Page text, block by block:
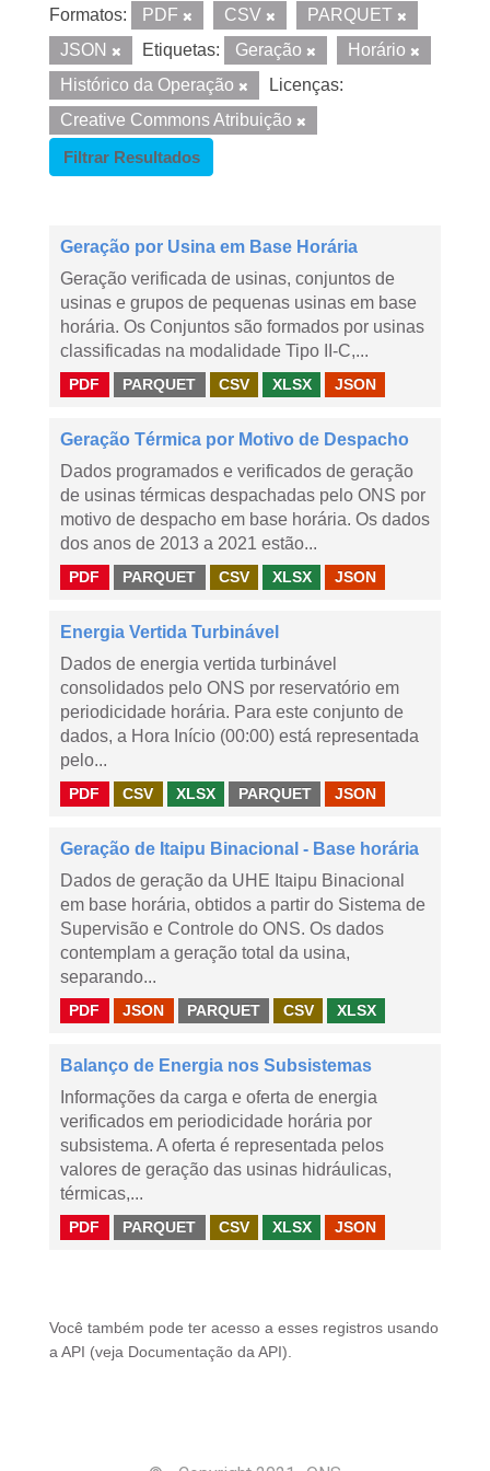
Formatos: PDF CSV
PARQUET
JSON
Etiquetas: Geração
Horário
Histórico da Operação
Licenças:
Creative Commons Atribuição
Filtrar Resultados
Geração por Usina em Base Horária
Geração verificada de usinas, conjuntos de
usinas e grupos de pequenas usinas em base
horária. Os Conjuntos são formados por usinas
classificadas na modalidade Tipo II-C,...
PDF PARQUET CSV XLSX JSON
Geração Térmica por Motivo de Despacho
Dados programados e verificados de geração
de usinas térmicas despachadas pelo ONS por
motivo de despacho em base horária. Os dados
dos anos de 2013 a 2021 estão...
PDF PARQUET CSV XLSX JSON
Energia Vertida Turbinável
Dados de energia vertida turbinável
consolidados pelo ONS por reservatório em
periodicidade horária. Para este conjunto de
dados, a Hora Início (00:00) está representada
pelo...
PDF CSV XLSX PARQUET JSON
Geração de Itaipu Binacional - Base horária
Dados de geração da UHE Itaipu Binacional
em base horária, obtidos a partir do Sistema de
Supervisão e Controle do ONS. Os dados
contemplam a geração total da usina,
separando...
PDF JSON PARQUET CSV XLSX
Balanço de Energia nos Subsistemas
Informações da carga e oferta de energia
verificados em periodicidade horária por
subsistema. A oferta é representada pelos
valores de geração das usinas hidráulicas,
térmicas,...
PDF PARQUET CSV XLSX JSON
Você também pode ter acesso a esses registros usando
a API (veja Documentação da API ).